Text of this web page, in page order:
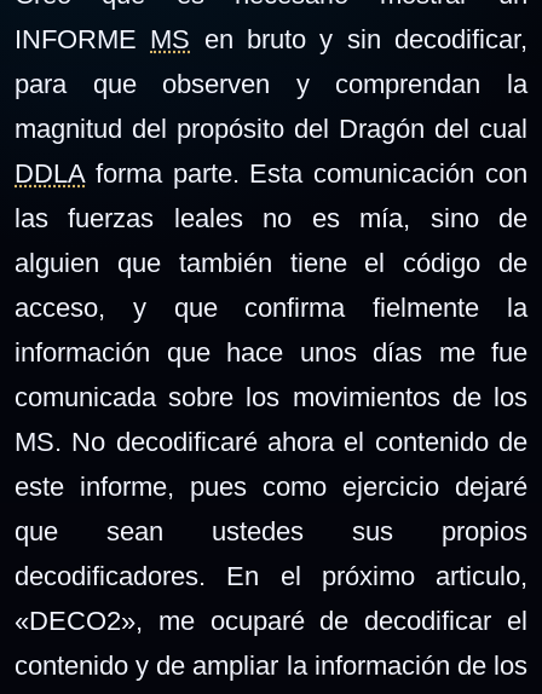
INFORME MS en bruto y sin decodificar,
para que observen y comprendan la
magnitud del propósito del Dragón del cual
DDLAforma parte. Esta comunicación con
las fuerzas leales no es mía, sino de
alguien que también tiene el código de
acceso, y que confirma fielmente la
información que hace unos días me fue
comunicada sobre los movimientos de los
MS. No decodificaré ahora el contenido de
este informe, pues como ejercicio dejaré
que sean ustedes sus propios
decodificadores. En el próximo articulo,
«DECO2», me ocuparé de decodificar el
contenido y de ampliar la información de los